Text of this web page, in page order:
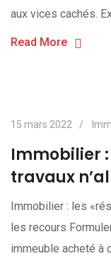
aux vices cachés.
Read More
15 mars 2022
Immobilier :
travaux
Immobilier : les
les recours
immeuble acheté à